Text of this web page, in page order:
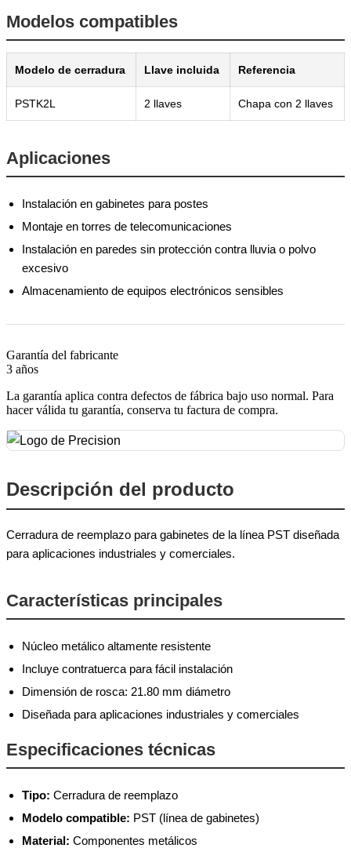
Modelos compatibles
Modelo de cerradura Llave incluida Referencia
PSTK2L 2 llaves Chapa con 2 llaves
Aplicaciones
Instalación en gabinetes para postes
Montaje en torres de telecomunicaciones
Instalación en paredes sin protección contra lluvia o polvo
excesivo
Almacenamiento de equipos electrónicos sensibles
Garantía del fabricante
3 años
La garantía aplica contra defectos de fábrica bajo uso normal. Para
hacer válida tu garantía, conserva tu factura de compra.
Descripción del producto
Cerradura de reemplazo para gabinetes de la línea PST diseñada
para aplicaciones industriales y comerciales.
Características principales
Núcleo metálico altamente resistente
Incluye contratuerca para fácil instalación
Dimensión de rosca: 21.80 mm diámetro
Diseñada para aplicaciones industriales y comerciales
Especificaciones técnicas
Tipo: Cerradura de reemplazo
Modelo compatible: PST (línea de gabinetes)
Material: Componentes metálicos